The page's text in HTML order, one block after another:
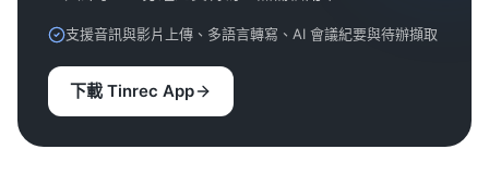
支援音訊與影片上傳、多語言轉寫、AI 會議紀要與待辦擷取
下載 Tinrec App